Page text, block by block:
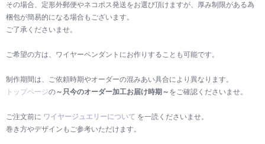
その場合、定形外郵便やネコポス発送をお選び頂けますが、厚み制限がある為
梱包が簡易的になる場合もございます。
ご了承くださいませ。
ご希望の方は、ワイヤーペンダントにお作りすることも可能です。
制作期間は、ご依頼時期やオーダーの混みあい具合により異なります。
トップページの～只今のオーダー加工お届け時期～ をご確認くださいませ。
ご注文前に ワイヤージュエリーについて を一読くださいませ。
巻き方やデザインもご参考いただけます。